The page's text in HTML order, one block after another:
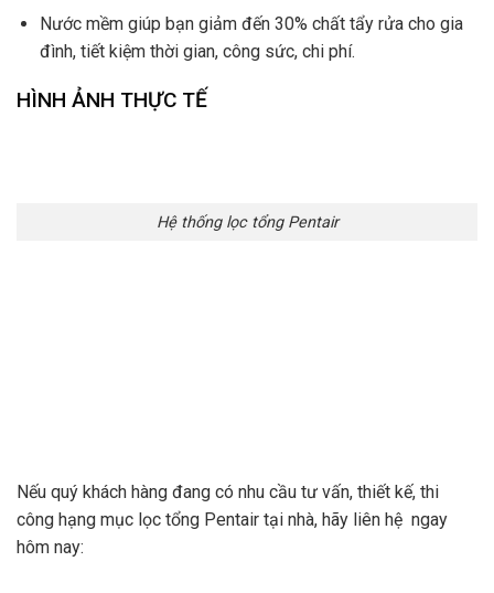
Nước mềm giúp bạn giảm đến 30% chất tẩy rửa cho gia
đình, tiết kiệm thời gian, công sức, chi phí.
HÌNH ẢNH THỰC TẾ
Hệ thống lọc tổng Pentair
Nếu quý khách hàng đang có nhu cầu tư vấn, thiết kế, thi
công hạng mục lọc tổng Pentair tại nhà, hãy liên hệ ngay
hôm nay: